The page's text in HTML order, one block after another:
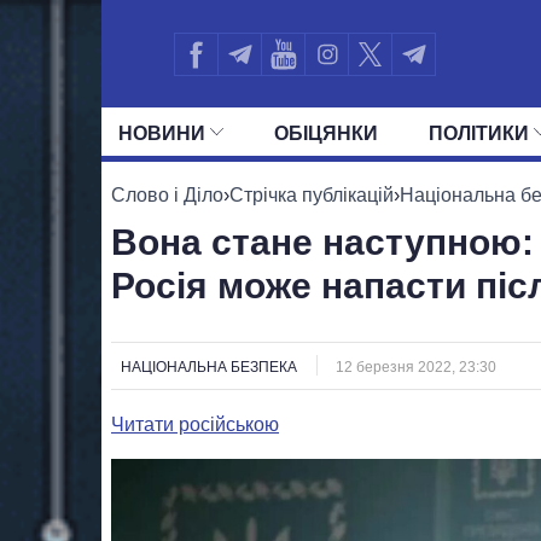
НОВИНИ ОБIЦЯНКИ ПОЛIТИКИ
УСІ ПОЛІТИКИ ПРЕЗИДЕНТ І
Слово і Діло›Стрічка публікацій›Національна
Вона стане
Росія може напасти
НАЦІОНАЛЬНА БЕЗПЕКА 12 березня 2022, 23:30
Читати російською